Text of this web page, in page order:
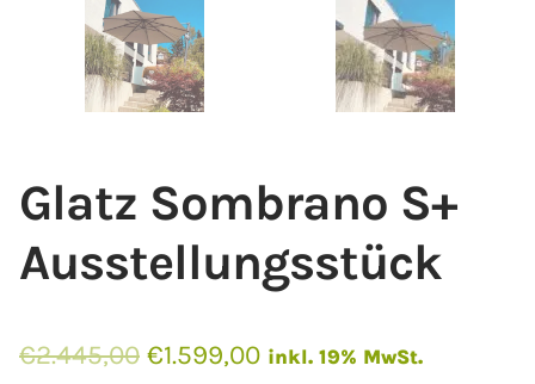
Glatz Sombrano S+
Ausstellungsstück
€2.445,00 Ursprünglicher
€1.599,00Aktueller
inkl. 19% MwSt.